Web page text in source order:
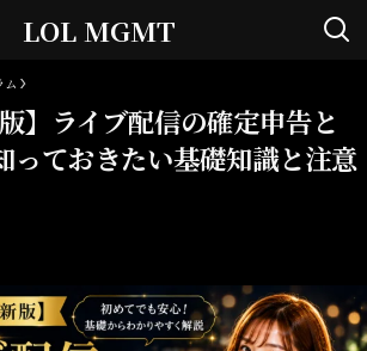
LOL MGMT
ム
】ライブ配信の確定申告と
っておきたい基礎知識と注意